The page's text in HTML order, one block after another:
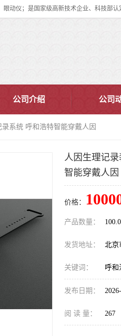
公司介绍 公司
系统 呼和浩特智能穿戴人因
人因生理记
智能穿戴人因
价格：
产品数量：
发货地址： 北京
关键词： 呼和
发布日期：
阅 读 量： 267